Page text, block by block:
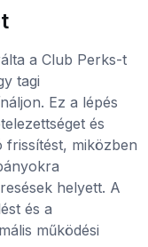
a Club Perks-t
tagi
Ez a lépés
és
frissítést, miközben
helyett. A
és a
működési